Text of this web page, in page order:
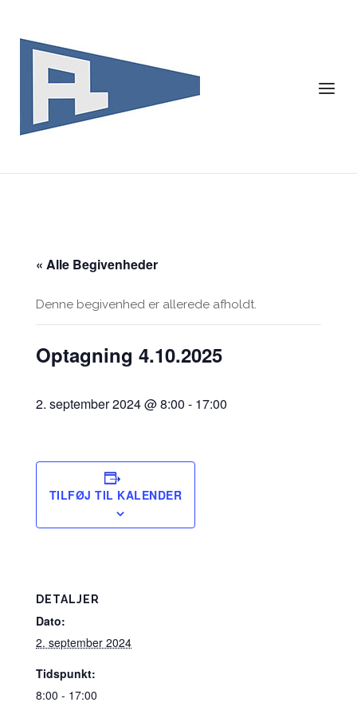
content
Menu
« Alle Begivenheder
Denne begivenhed er allerede afholdt.
Optagning 4.10.2025
2. september 2024 @ 8:00 - 17:00
TILFØJ TIL KALENDER
DETALJER
Dato:
2. september 2024
Tidspunkt:
8:00 - 17:00